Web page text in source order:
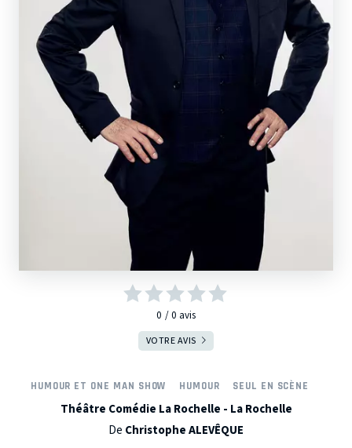
0 0 avis
VOTRE AVIS
HUMOUR ET ONE MAN SHOW HUMOUR SEUL EN SCÈNE
Théâtre Comédie La Rochelle - La Rochelle
De Christophe ALEVÊQUE